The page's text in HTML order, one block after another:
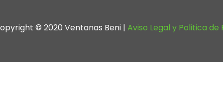
© 2020 Ventanas Beni | Aviso Legal y Politica de